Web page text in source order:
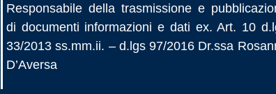
Responsabile della trasmissione e
di documenti informazioni e dati ex. Art. 10
33/2013 ss.mm.ii. – d.lgs 97/2016 Dr.ssa
D’Aversa